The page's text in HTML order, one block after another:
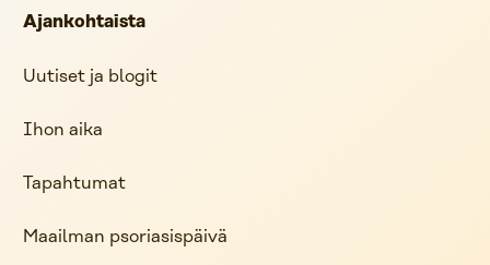
Ajankohtaista
Uutiset ja blogit
Ihon aika
Tapahtumat
Maailman psoriasispäivä